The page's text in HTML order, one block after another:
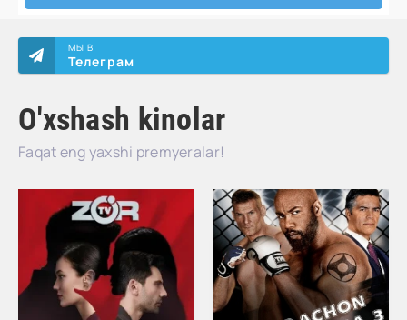
O'xshash kinolar
Faqat eng yaxshi premyeralar!
МЫ В
Телеграм